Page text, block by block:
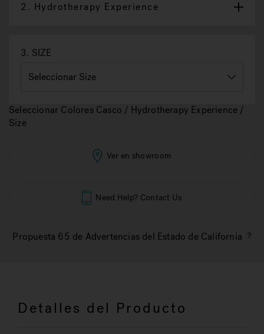
2. Hydrotherapy Experience
3. SIZE
Seleccionar Colores Casco / Hydrotherapy Experience /
Size
Ver en showroom
Need Help? Contact Us
Propuesta 65 de Advertencias del Estado de California
Detalles del Producto